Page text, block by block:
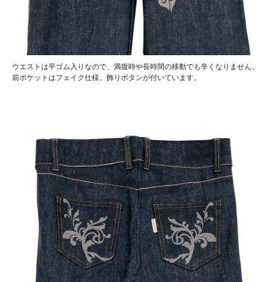
ウエストは平ゴム入りなので、満腹時や長時間の移動でも辛くなりません。
前ポケットはフェイク仕様。飾りボタンが付いています。